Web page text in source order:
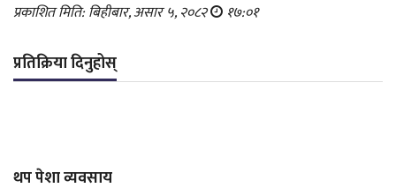
प्रकाशित मिति: बिहीबार, असार ५, २०८२ १७:०१
प्रतिक्रिया दिनुहोस्
थप पेशा व्यवसाय